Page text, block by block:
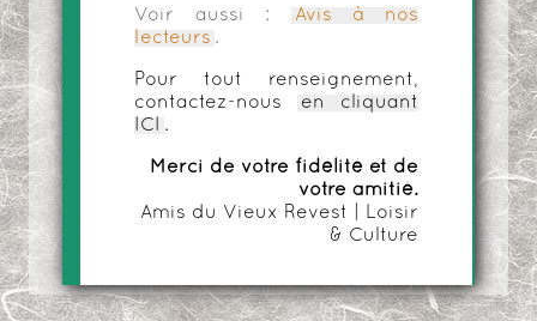
Voir aussi :
Avis à nos
lecteurs .
Pour tout renseignement,
contactez-nous
en cliquant
ICI
.
Merci de votre fidélité et de
votre amitié.
Amis du Vieux Revest | Loisir
& Culture